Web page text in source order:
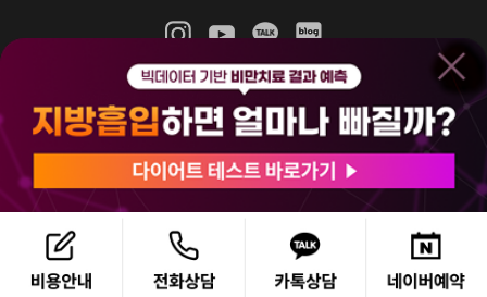
365mc 병·의원 이용약관
홈페이지 이용약관
비급여진료수가
(주)365mcㅣ서울특별시 서초구 서초대로52길 7, 3~4층(서초동, 제일빌딩)
120-87-04354ㅣ김남철
COPYRIGHT(C) 2025 365mc. ALL RIGHTS RESERVED.